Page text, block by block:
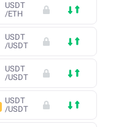
USDT
/ETH
USDT
/USDT
USDT
/USDT
USDT
/USDT